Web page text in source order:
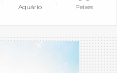
Aquário Peixes